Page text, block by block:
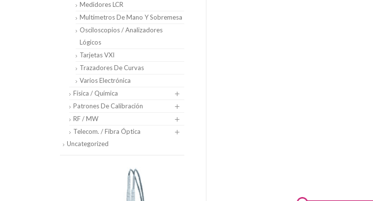
Medidores LCR
Multímetros De Mano Y Sobremesa
Osciloscopios / Analizadores
Lógicos
Tarjetas VXI
Trazadores De Curvas
Varios Electrónica
Física / Química
Patrones De Calibración
RF / MW
Telecom. / Fibra Óptica
Uncategorized